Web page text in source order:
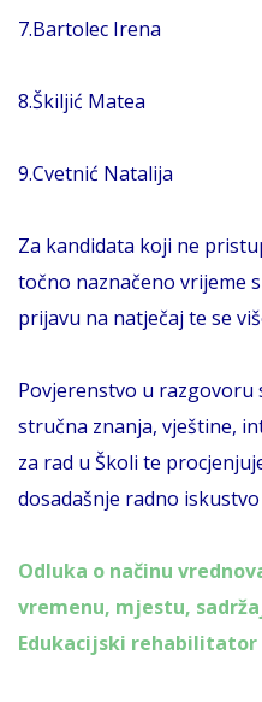
7.Bartolec Irena
8.Škiljić Matea
9.Cvetnić Natalija
Za kandidata koji ne
točno naznačeno vrijeme
prijavu na natječaj te se
Povjerenstvo u
stručna znanja, vještine,
za rad u Školi te
dosadašnje radno
Odluka o načinu
vremenu, mjestu,
Edukacijski rehabilitator